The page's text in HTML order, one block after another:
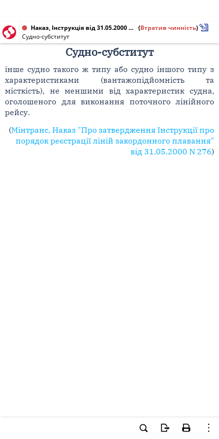
Наказ, Інструкція від 31.05.2000 № 276 (Втратив чинність)
Судно-субститут